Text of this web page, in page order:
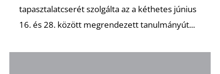
tapasztalatcserét szolgálta az a kéthetes június
16. és 28. között megrendezett tanulmányút...